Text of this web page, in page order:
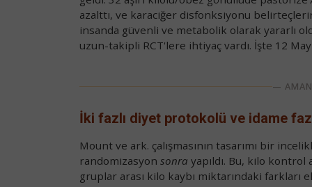
azalttı, ve karaciğer disfonksiyonu
insanda güvenli ve metabolik olarak yararlı
uzun-takipli RCT'lere ihtiyaç vardı. İşte 12
—
İki fazlı diyet protokolü ve idame
Mount ve ark. çalışmasının tasarımı bir
randomizasyon sonra yapıldı. Bu, kilo
gruplar arası kilo kaybı miktarındaki farkları